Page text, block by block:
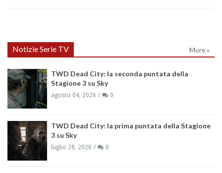
Notizie Serie TV More »
TWD Dead City: la seconda puntata della
Stagione 3 su Sky
agosto 04, 2026 0
TWD Dead City: la prima puntata della Stagione
3 su Sky
luglio 28, 2026 0